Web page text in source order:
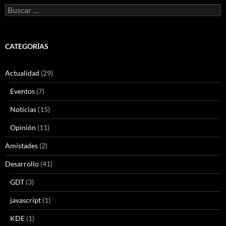
Buscar:
CATEGORÍAS
Actualidad (29)
Eventos (7)
Noticias (15)
Opinión (11)
Amistades (2)
Desarrollo (41)
GDT (3)
javascript (1)
KDE (1)